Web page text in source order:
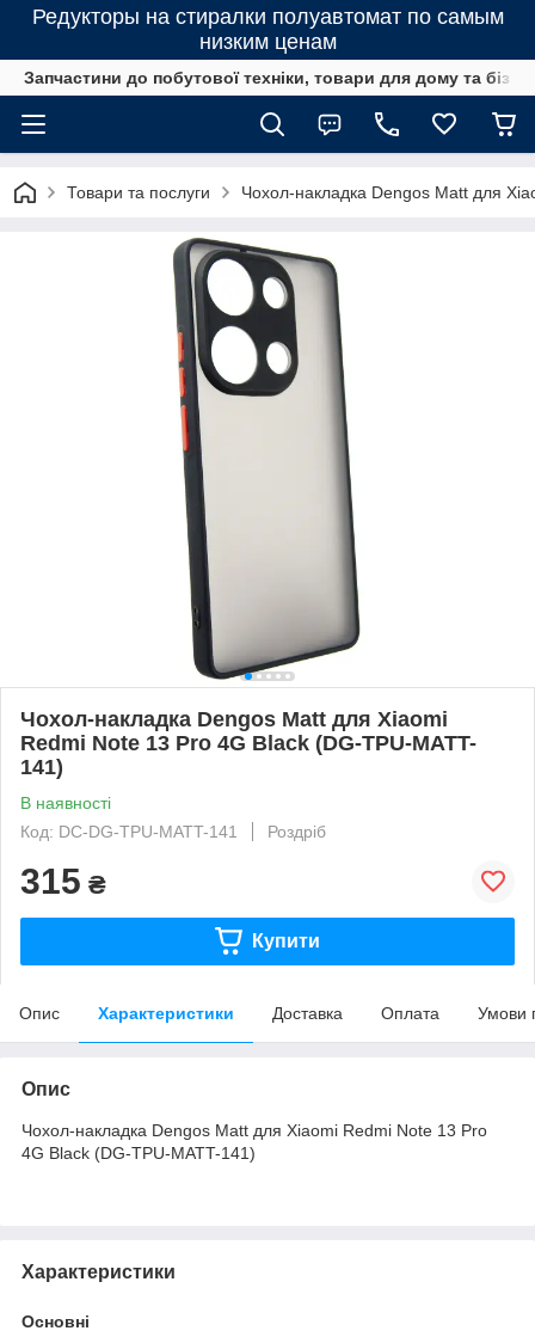
Редукторы на стиралки полуавтомат по самым
низким ценам
Запчастини до побутової техніки, товари для дому та
Товари та послуги Чохол-накладка Dengos Matt для
Чохол-накладка Dengos Matt для Xiaomi
Redmi Note 13 Pro 4G Black (DG-TPU-MATT-
141)
В наявності
Код: DC-DG-TPU-MATT-141
Роздріб
315 ₴
Купити
Опис Характеристики Доставка Оплата Умови
Опис
Чохол-накладка Dengos Matt для Xiaomi Redmi Note 13 Pro
4G Black (DG-TPU-MATT-141)
Характеристики
Основні